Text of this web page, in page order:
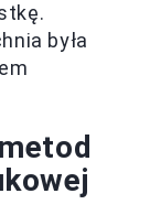
była